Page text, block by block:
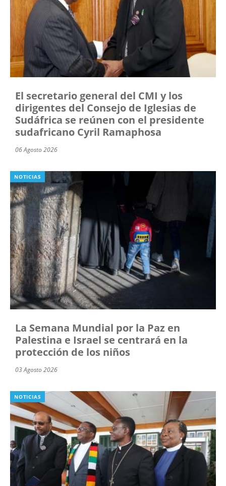
El secretario general del CMI y los
dirigentes del Consejo de Iglesias de
Sudáfrica se reúnen con el presidente
sudafricano Cyril Ramaphosa
06 Agosto 2026
NOTICIAS
La Semana Mundial por la Paz en
Palestina e Israel se centrará en la
protección de los niños
03 Agosto 2026
NOTICIAS